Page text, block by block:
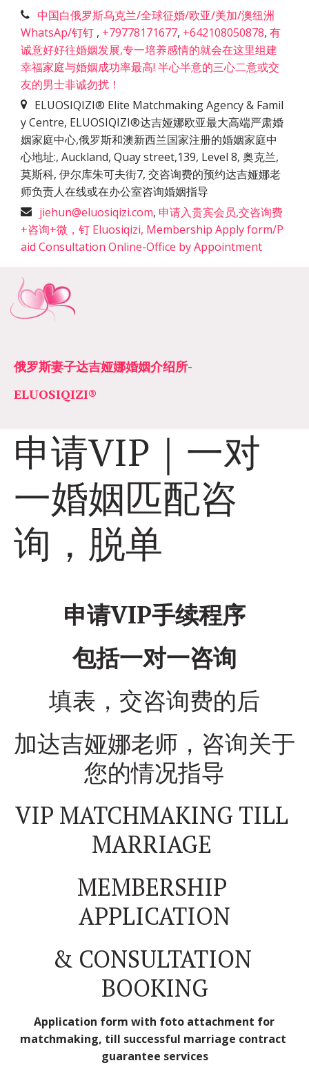
中国白俄罗斯乌克兰/全球征婚/欧亚/美加/澳纽洲
WhatsAp/钉钉 , +79778171677, +642108050878, 有
诚意好好往婚姻发展,专一培养感情的就会在这里组建
幸福家庭与婚姻成功率最高! 半心半意的三心二意或交
友的男士非诚勿扰！
ELUOSIQIZI® Elite Matchmaking Agency & Famil
y Centre, ELUOSIQIZI®达吉娅娜欧亚最大高端严肃婚
姻家庭中心,俄罗斯和澳新西兰国家注册的婚姻家庭中
心地址:, Auckland, Quay street,139, Level 8, 奥克兰,
莫斯科, 伊尔库朱可夫街7, 交咨询费的预约达吉娅娜老
师负责人在线或在办公室咨询婚姻指导
jiehun@eluosiqizi.com, 申请入贵宾会员,交咨询费
+咨询+微，钉 Eluosiqizi, Membership Apply form/P
aid Consultation Online-Office by Appointment
俄罗斯妻子达吉娅娜婚姻介绍所­­
ELUOSIQIZI®
申请VIP｜一对
一婚姻匹配咨
询，脱单
申请VIP手续程序
包括一对一咨询
填表，交咨询费的后
加达吉娅娜老师，咨询关于
您的情况指导
VIP MATCHMAKING TILL
MARRIAGE
MEMBERSHIP
APPLICATION
& CONSULTATION
BOOKING
Application form with foto attachment for
matchmaking, till successful marriage contract
guarantee services